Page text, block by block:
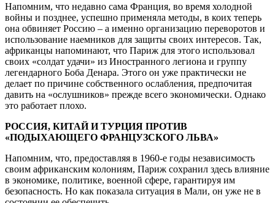
Напомним, что недавно сама Франция, во время холодной
войны и позднее, успешно применяла методы, в коих теперь
она обвиняет Россию – а именно организацию переворотов и
использование наемников для защиты своих интересов. Так,
африканцы напоминают, что Париж для этого использовал
своих «солдат удачи» из Иностранного легиона и группу
легендарного Боба Денара. Этого он уже практически не
делает по причине собственного ослабления, предпочитая
давить на «ослушников» прежде всего экономически. Однако
это работает плохо.
РОССИЯ, КИТАЙ И ТУРЦИЯ ПРОТИВ
«ПОДЫХАЮЩЕГО ФРАНЦУЗСКОГО ЛЬВА»
Напомним, что, предоставляя в 1960-е годы независимость
своим африканским колониям, Париж сохранил здесь влияние
в экономике, политике, военной сфере, гарантируя им
безопасность. Но как показала ситуация в Мали, он уже не в